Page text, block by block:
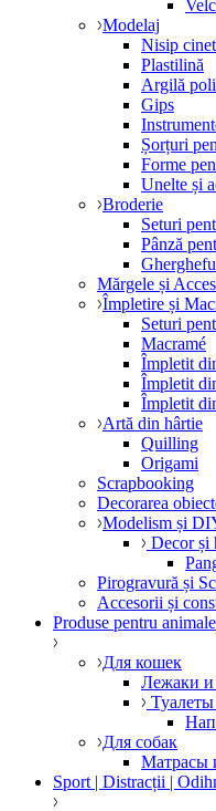
Modelaj
Nisip
Plastilină
Argilă
Gips
Șorțuri
Forme
Unelte și
Broderie
Seturi
Pânză
Mărgele și
Împletire și
Seturi
Macramé
Împletit
Împletit
Împletit
Artă din hârtie
Quilling
Origami
Scrapbooking
Decorarea
Modelism și
Decor și
Pirogravură și
Accesorii și
Produse pentru animale
Для кошек
Лежаки и
Для собак
Матрасы
Sport | Distracții |